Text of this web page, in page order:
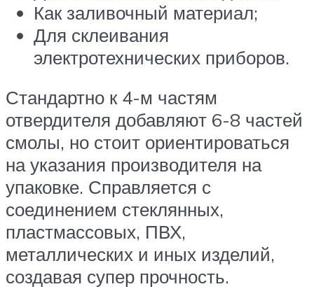
Как заливочный материал;
Для склеивания
электротехнических приборов.
Стандартно к 4-м частям
отвердителя добавляют 6-8 частей
смолы, но стоит ориентироваться
на указания производителя на
упаковке. Справляется с
соединением стеклянных,
пластмассовых, ПВХ,
металлических и иных изделий,
создавая супер прочность.